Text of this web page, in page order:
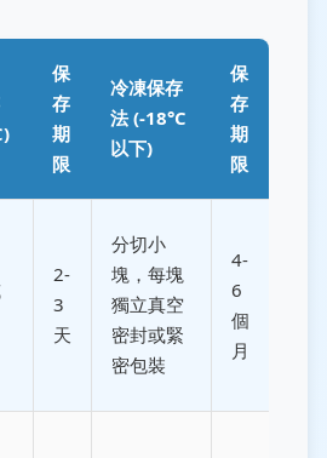
保
存
期
限
冷凍保存
法 (-18°C
以下)
保
存
期
限
2-
3
天
分切小
塊，每塊
獨立真空
密封或緊
密包裝
4-
6
個
月